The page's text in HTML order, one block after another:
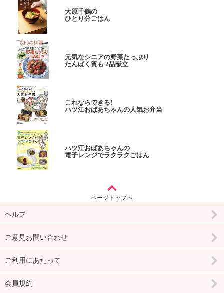
大原千鶴の
ひとり分ごはん
元気なシニアの野菜たっぷり
たんぱく質も 2品献立
これならできる!
ハツ江おばあちゃんの人気お弁当
ハツ江おばあちゃんの
電子レンジでラクラクごはん
ページトップへ
ヘルプ
ご意見お問い合わせ
ご利用にあたって
会員規約